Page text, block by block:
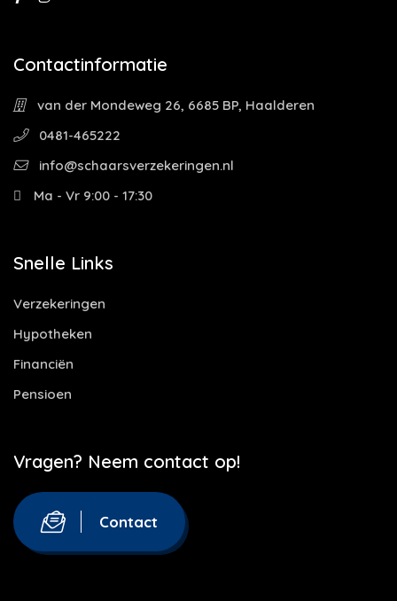
Contactinformatie
van der Mondeweg 26, 6685 BP, Haalderen
0481-465222
info@schaarsverzekeringen.nl
Ma - Vr 9:00 - 17:30
Snelle Links
Verzekeringen
Hypotheken
Financiën
Pensioen
Vragen? Neem contact op!
Contact